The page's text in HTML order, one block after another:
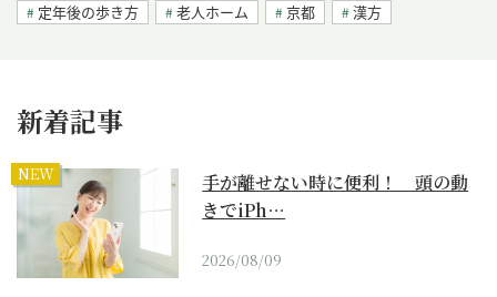
定年後の歩き方
老人ホーム 京都 漢方
新着記事
NEW
手が離せない時に便利！ 頭の動
きでiPh…
2026/08/09